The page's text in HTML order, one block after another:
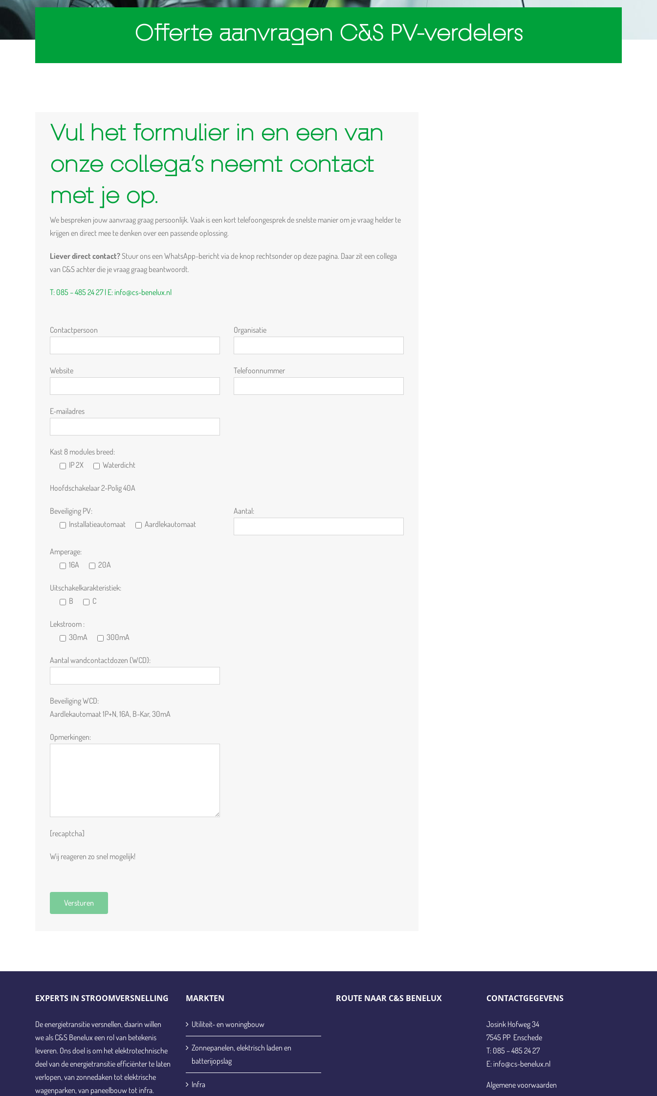
Offerte aanvragen C&S PV-verdelers
Vul het formulier in en een van
onze collega’s neemt contact
met je op.
We bespreken jouw aanvraag graag persoonlijk. Vaak is een kort telefoongesprek de snelste manier om je vraag helder te
krijgen en direct mee te denken over een passende oplossing.
Liever direct contact?Stuur ons een WhatsApp-bericht via de knop rechtsonder op deze pagina. Daar zit een collega
van C&S achter die je vraag graag beantwoordt.
T: 085 – 485 24 27 | E: info@cs-benelux.nl
Contactpersoon Organisatie
Website Telefoonnummer
E-mailadres
Kast 8 modules breed:
IP 2X
Waterdicht
Hoofdschakelaar 2-Polig 40A
Beveiliging PV:
Installatieautomaat
Aardlekautomaat
Aantal:
Amperage:
16A
20A
Uitschakelkarakteristiek:
B
C
Lekstroom :
30mA
300mA
Aantal wandcontactdozen (WCD):
Beveiliging WCD:
Aardlekautomaat 1P+N, 16A, B-Kar, 30mA
Opmerkingen:
[recaptcha]
Wij reageren zo snel mogelijk!
EXPERTS IN STROOMVERSNELLING
De energietransitie versnellen, daarin willen
we als C&S Benelux een rol van betekenis
leveren. Ons doel is om het elektrotechnische
deel van de energietransitie efficiënter te laten
verlopen, van zonnedaken tot elektrische
wagenparken, van paneelbouw tot infra.
MARKTEN
Utiliteit- en woningbouw
Zonnepanelen, elektrisch laden en
batterijopslag
Infra
ROUTE NAAR C&S BENELUX CONTACTGEGEVENS
Josink Hofweg 34
7545 PP Enschede
T: 085 – 485 24 27
E: info@cs-benelux.nl
Algemene voorwaarden